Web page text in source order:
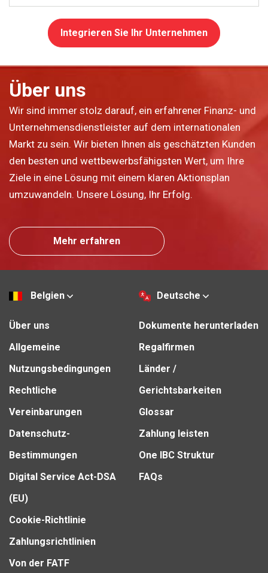
Integrieren Sie Ihr Unternehmen
Über uns
Wir sind immer stolz darauf, ein erfahrener Finanz- und
Unternehmensdienstleister auf dem internationalen
Markt zu sein. Wir bieten Ihnen als geschätzten Kunden
den besten und wettbewerbsfähigsten Wert, um Ihre
Ziele in eine Lösung mit einem klaren Aktionsplan
umzuwandeln. Unsere Lösung, Ihr Erfolg.
Mehr erfahren
Belgien Deutsche
Über uns
Allgemeine
Nutzungsbedingungen
Rechtliche
Vereinbarungen
Datenschutz-
Bestimmungen
Digital Service Act-DSA
(EU)
Cookie-Richtlinie
Zahlungsrichtlinien
Von der FATF
Dokumente herunterladen
Regalfirmen
Länder /
Gerichtsbarkeiten
Glossar
Zahlung leisten
One IBC Struktur
FAQs